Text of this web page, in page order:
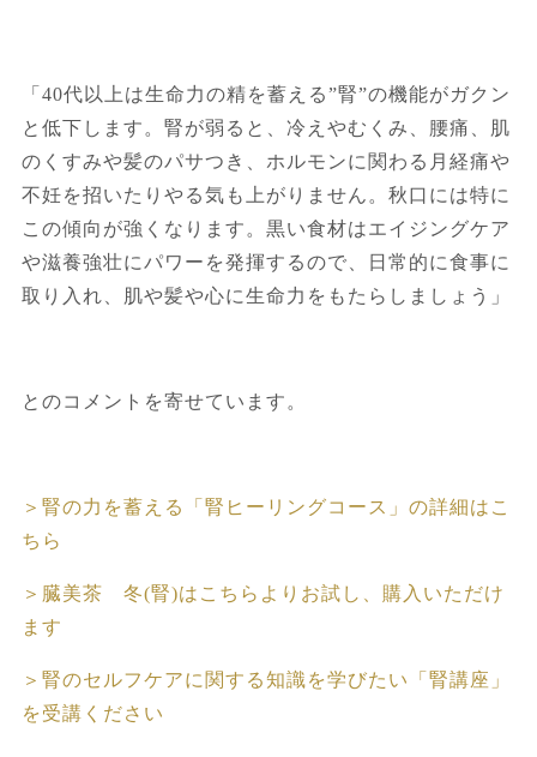
「40代以上は生命力の精を蓄える”腎”の機能がガクン
と低下します。腎が弱ると、冷えやむくみ、腰痛、肌
のくすみや髪のパサつき、ホルモンに関わる月経痛や
不妊を招いたりやる気も上がりません。秋口には特に
この傾向が強くなります。黒い食材はエイジングケア
や滋養強壮にパワーを発揮するので、日常的に食事に
取り入れ、肌や髪や心に生命力をもたらしましょう」
とのコメントを寄せています。
＞腎の力を蓄える「腎ヒーリングコース」の詳細はこ
ちら
＞臓美茶 冬(腎)はこちらよりお試し、購入いただけ
ます
＞腎のセルフケアに関する知識を学びたい「腎講座」
を受講ください